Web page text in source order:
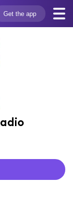
Get the app